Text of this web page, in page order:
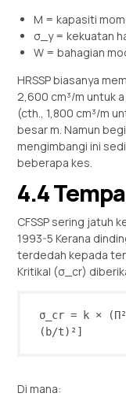
M = kapasiti
σ_y = kekuatan
W = bahagian
HRSSP biasanya
2,600 cm³/m untuk
(cth., 1,800 cm³/m
besar m. Namun
mengimbangi ini
beberapa kes.
4.4
CFSSP sering jatuh
1993-5 Kerana
terdedah kepada
Kritikal (σ_cr)
σ_cr = k ×
(b/t)²]
Di mana: